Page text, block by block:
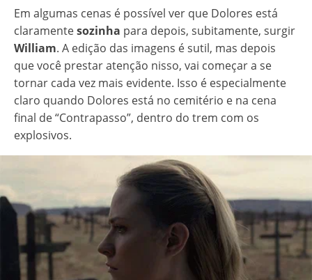
Em algumas cenas é possível ver que Dolores está
claramentesozinha para depois, subitamente, surgir
William. A edição das imagens é sutil, mas depois
que você prestar atenção nisso, vai começar a se
tornar cada vez mais evidente. Isso é especialmente
claro quando Dolores está no cemitério e na cena
final de “Contrapasso”, dentro do trem com os
explosivos.